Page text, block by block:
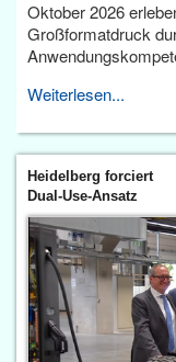
Oktober 2026
Großformatdruck
Weiterlesen...
Heidelberg forciert
Dual-Use-Ansatz